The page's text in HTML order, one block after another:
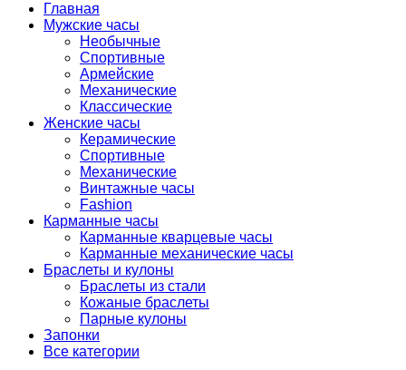
Главная
Мужские часы
Необычные
Спортивные
Армейские
Механические
Классические
Женские часы
Керамические
Спортивные
Механические
Винтажные часы
Fashion
Карманные часы
Карманные кварцевые часы
Карманные механические часы
Браслеты и кулоны
Браслеты из стали
Кожаные браслеты
Парные кулоны
Запонки
Все категории